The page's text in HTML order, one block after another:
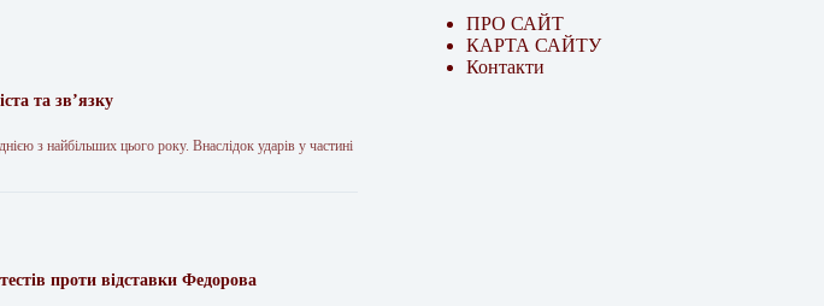
та зв’язку
з найбільших цього року. Внаслідок ударів у частині
проти відставки Федорова
ПРО САЙТ
КАРТА САЙТУ
Контакти